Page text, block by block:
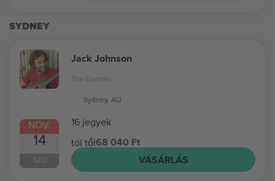
SYDNEY
NOV.
14
SZO
Jack Johnson
The Domain
Sydney, AU
16 jegyek
tól től68 040 Ft
VÁSÁRLÁS